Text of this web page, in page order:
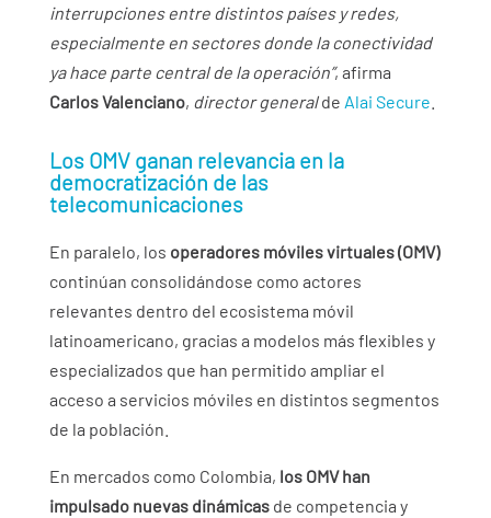
interrupciones entre distintos países y redes,
especialmente en sectores donde la conectividad
ya hace parte central de la operación”, afirma
Carlos Valenciano, director generalde Alai Secure
Los OMV ganan relevancia en la
democratización de las
telecomunicaciones
En paralelo, los operadores móviles virtuales (OMV)
continúan consolidándose como actores
relevantes dentro del ecosistema móvil
latinoamericano, gracias a modelos más flexibles y
especializados que han permitido ampliar el
acceso a servicios móviles en distintos segmentos
de la población.
En mercados como Colombia, los OMV han
impulsado nuevas dinámicasde competencia y